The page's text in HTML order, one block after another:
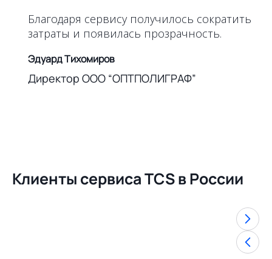
Благодаря сервису получилось сократить
затраты и появилась прозрачность.
Эдуард Тихомиров
Директор ООО “ОПТПОЛИГРАФ”
Клиенты сервиса TCS в России